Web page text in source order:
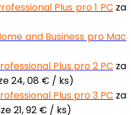
Plus pro 1 PC za
and Business pro Mac
Plus pro 2 PC za
24, 08 € / ks)
Plus pro 3 PC za
21, 92 € / ks)